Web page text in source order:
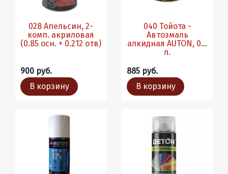
028 Апельсин, 2-
комп. акриловая
(0.85 осн. + 0.212 отв)
900 руб.
В корзину
040 Тойота -
Автоэмаль
алкидная AUTON, 0.8
л.
885 руб.
В корзину